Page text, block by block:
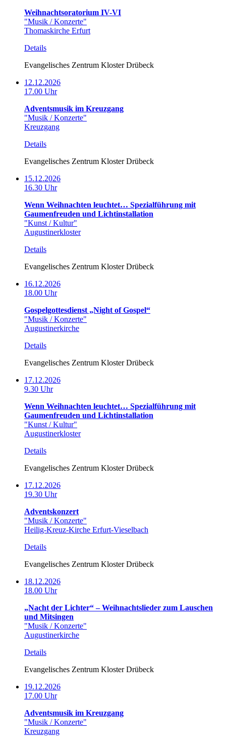
Weihnachtsoratorium IV-VI
"Musik / Konzerte"
Thomaskirche Erfurt
Details
Evangelisches Zentrum Kloster Drübeck
12.12.2026
17.00 Uhr
Adventsmusik im Kreuzgang
"Musik / Konzerte"
Kreuzgang
Details
Evangelisches Zentrum Kloster Drübeck
15.12.2026
16.30 Uhr
Wenn Weihnachten leuchtet… Spezialführung mit
Gaumenfreuden und Lichtinstallation
"Kunst / Kultur"
Augustinerkloster
Details
Evangelisches Zentrum Kloster Drübeck
16.12.2026
18.00 Uhr
Gospelgottesdienst „Night of Gospel“
"Musik / Konzerte"
Augustinerkirche
Details
Evangelisches Zentrum Kloster Drübeck
17.12.2026
9.30 Uhr
Wenn Weihnachten leuchtet… Spezialführung mit
Gaumenfreuden und Lichtinstallation
"Kunst / Kultur"
Augustinerkloster
Details
Evangelisches Zentrum Kloster Drübeck
17.12.2026
19.30 Uhr
Adventskonzert
"Musik / Konzerte"
Heilig-Kreuz-Kirche Erfurt-Vieselbach
Details
Evangelisches Zentrum Kloster Drübeck
18.12.2026
18.00 Uhr
„Nacht der Lichter“ – Weihnachtslieder zum Lauschen
und Mitsingen
"Musik / Konzerte"
Augustinerkirche
Details
Evangelisches Zentrum Kloster Drübeck
19.12.2026
17.00 Uhr
Adventsmusik im Kreuzgang
"Musik / Konzerte"
Kreuzgang